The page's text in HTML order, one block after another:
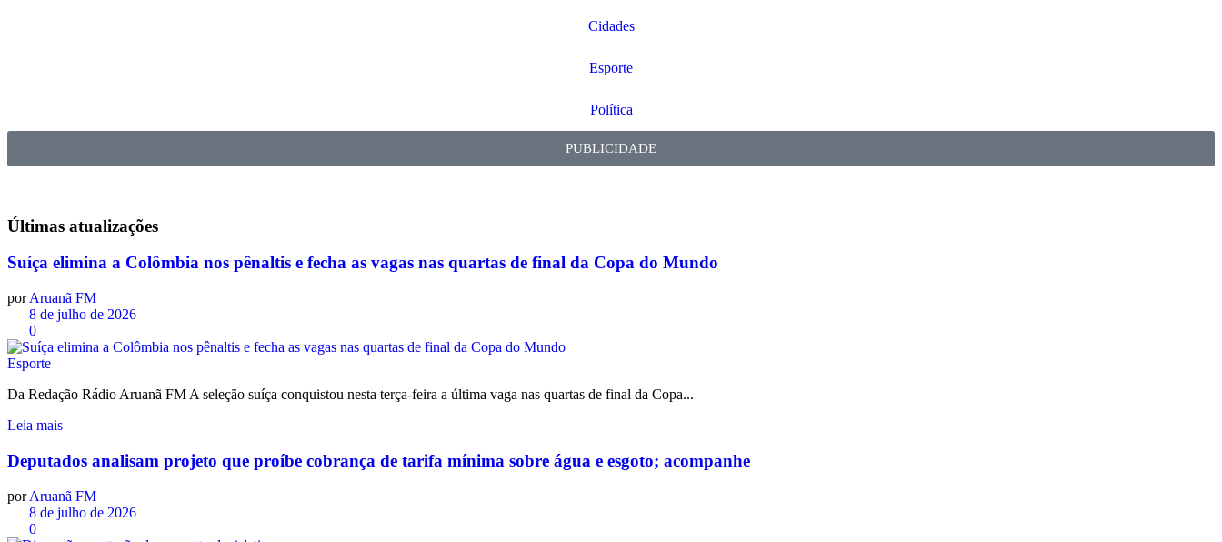
Cidades
Esporte
Política
PUBLICIDADE
Últimas atualizações
Suíça elimina a Colômbia nos pênaltis e fecha as vagas nas quartas de final da Copa do Mundo
por Aruanã FM
8 de julho de 2026
0
Esporte
Da Redação Rádio Aruanã FM A seleção suíça conquistou nesta terça-feira a última vaga nas quartas de final da Copa...
Leia mais
Deputados analisam projeto que proíbe cobrança de tarifa mínima sobre água e esgoto; acompanhe
por Aruanã FM
8 de julho de 2026
0